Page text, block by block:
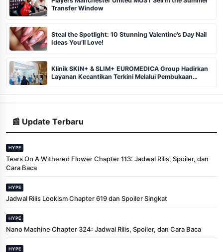
Transfer Window
Steal the Spotlight: 10 Stunning Valentine’s Day Nail
Ideas You’ll Love!
Klinik SKIN+ & SLIM+ EUROMEDICA Group Hadirkan
Layanan Kecantikan Terkini Melalui Pembukaan
📰 Update Terbaru
HYPE
Tears On A Withered Flower Chapter 113: Jadwal Rilis, Spoiler, dan
Cara Baca
HYPE
Jadwal Rilis Lookism Chapter 619 dan Spoiler Singkat
HYPE
Nano Machine Chapter 324: Jadwal Rilis, Spoiler, dan Cara Baca
HYPE